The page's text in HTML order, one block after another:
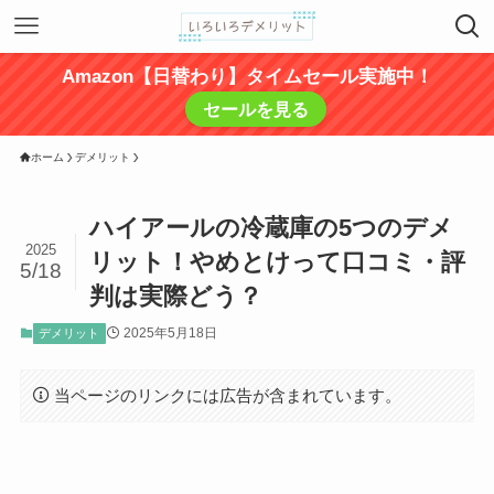
Amazon【日替わり】タイムセール実施中！
セールを見る
ホーム デメリット
ハイアールの冷蔵庫の5つのデメ
リット！やめとけって口コミ・評
判は実際どう？
2025
5/18
デメリット 2025年5月18日
当ページのリンクには広告が含まれています。